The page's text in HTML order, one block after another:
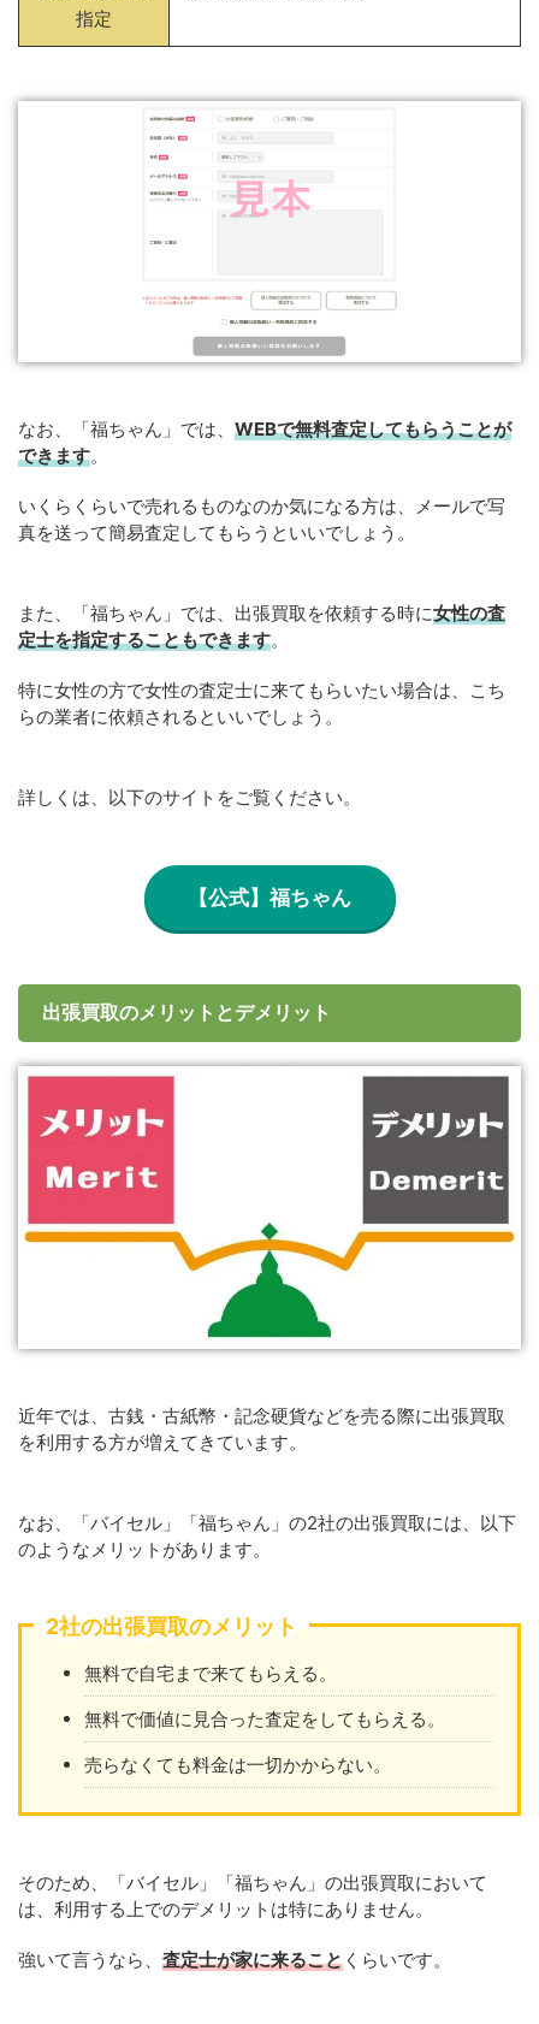
指定
なお、「福ちゃん」では、 WEBで無料査定してもらうことが
できます。
いくらくらいで売れるものなのか気になる方は、メールで写
真を送って簡易査定してもらうといいでしょう。
また、「福ちゃん」では、出張買取を依頼する時に女性の査
定士を指定することもできます。
特に女性の方で女性の査定士に来てもらいたい場合は、こち
らの業者に依頼されるといいでしょう。
詳しくは、以下のサイトをご覧ください。
【公式】福ちゃん
出張買取のメリットとデメリット
近年では、古銭・古紙幣・記念硬貨などを売る際に出張買取
を利用する方が増えてきています。
なお、「バイセル」「福ちゃん」の2社の出張買取には、以下
のようなメリットがあります。
2社の出張買取のメリット
無料で自宅まで来てもらえる。
無料で価値に見合った査定をしてもらえる。
売らなくても料金は一切かからない。
そのため、「バイセル」「福ちゃん」の出張買取において
は、利用する上でのデメリットは特にありません。
強いて言うなら、 査定士が家に来ること くらいです。